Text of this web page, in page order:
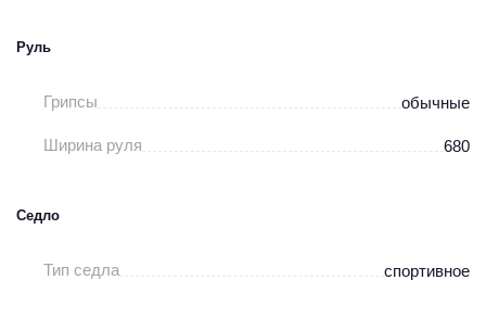
Руль
Грипсы обычные
Ширина руля 680
Седло
Тип седла спортивное